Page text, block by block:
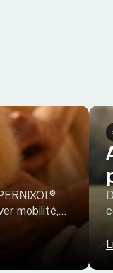
mobilité,